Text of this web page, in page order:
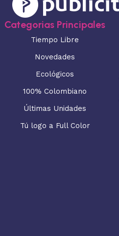
Categorias Principales
Tiempo Libre
Novedades
Ecológicos
100% Colombiano
Últimas Unidades
Tú logo a Full Color